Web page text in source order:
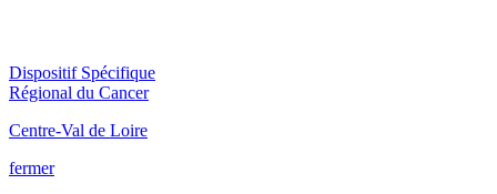
Dispositif Spécifique
Régional du Cancer
Centre-Val de Loire
fermer